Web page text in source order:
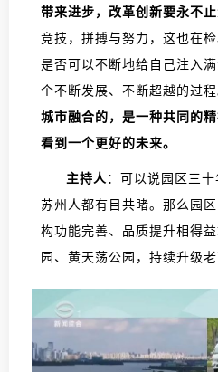
带来进步，改革创新要永不
竞技，拼搏与努力，这也在
是否可以不断地给自己注入
个不断发展、不断超越的过程
城市融合的，是一种共同的
看到一个更好的未来。
主持人 ：可以说园区三
苏州人都有目共睹。那么园
构功能完善、品质提升相得
园、黄天荡公园，持续升级